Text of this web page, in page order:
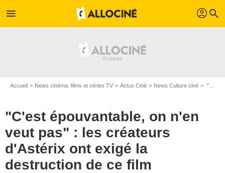
menu profil search
Accueil News cinéma, films et séries TV Actus Ciné News Culture ciné "C'est épouvantable, on n'en veut pas" : les créateurs d'Astérix ont exigé la destruction de ce film
"C'est épouvantable, on n'en
veut pas" : les créateurs
d'Astérix ont exigé la
destruction de ce film